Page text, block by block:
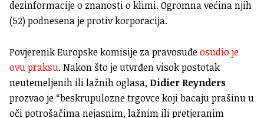
dezinformacije o znanosti o klimi. Ogromna većina njih
(52) podnesena je protiv korporacija.
Povjerenik Europske komisije za pravosuđeosudio je
ovu praksu. Nakon što je utvrđen visok postotak
neutemeljenih ili lažnih oglasa, Didier Reynders
prozvao je “beskrupulozne trgovce koji bacaju prašinu u
oči potrošačima nejasnim, lažnim ili pretjeranim